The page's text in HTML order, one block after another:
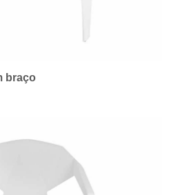
braço